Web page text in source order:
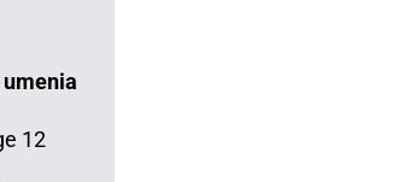
umenia
12